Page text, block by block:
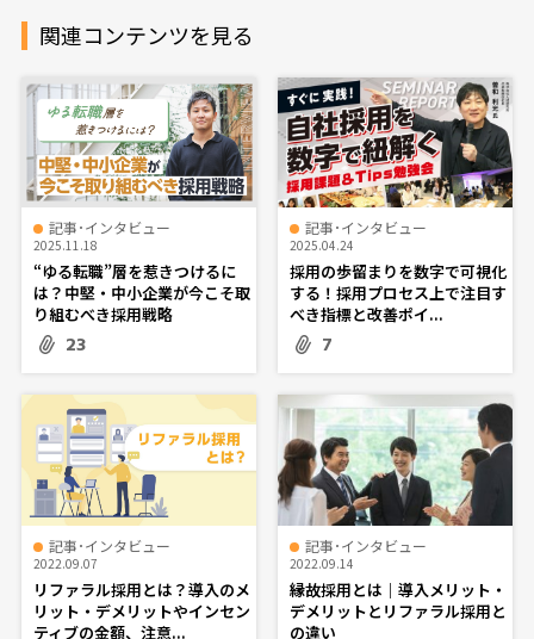
関連コンテンツを見る
記事･インタビュー
2025.11.18
“ゆる転職”層を惹きつけるに
は？中堅・中小企業が今こそ取
り組むべき採用戦略
23
記事･インタビュー
2025.04.24
採用の歩留まりを数字で可視化
する！採用プロセス上で注目す
べき指標と改善ポイ...
7
記事･インタビュー
2022.09.07
リファラル採用とは？導入のメ
リット・デメリットやインセン
ティブの金額、注意...
記事･インタビュー
2022.09.14
縁故採用とは｜導入メリット・
デメリットとリファラル採用と
の違い